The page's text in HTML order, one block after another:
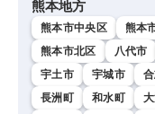
熊本地方
熊本市中央区 熊本
熊本市北区
八代市
宇土市
宇城市
長洲町
和水町